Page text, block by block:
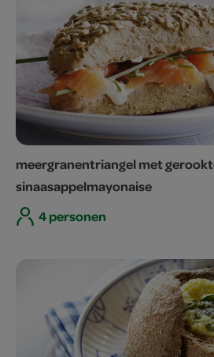
meergranentriangel met
sinaasappelmayonaise
4 personen